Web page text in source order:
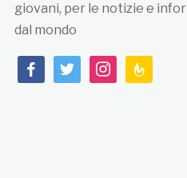
giovani, per le notizie e
dal mondo
facebooktwitterinstagramfeedburner